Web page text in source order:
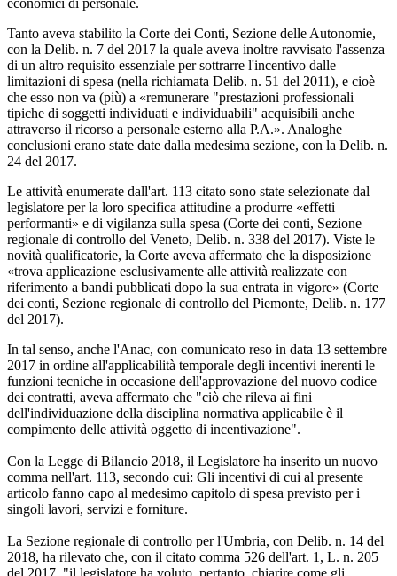
Tanto aveva stabilito la Corte dei Conti, Sezione delle Autonomie,
con la Delib. n. 7 del 2017 la quale aveva inoltre ravvisato l'assenza
di un altro requisito essenziale per sottrarre l'incentivo dalle
limitazioni di spesa (nella richiamata Delib. n. 51 del 2011), e cioè
che esso non va (più) a «remunerare "prestazioni professionali
tipiche di soggetti individuati e individuabili" acquisibili anche
attraverso il ricorso a personale esterno alla P.A.». Analoghe
conclusioni erano state date dalla medesima sezione, con la Delib. n.
24 del 2017.
Le attività enumerate dall'art. 113 citato sono state selezionate dal
legislatore per la loro specifica attitudine a produrre «effetti
performanti» e di vigilanza sulla spesa (Corte dei conti, Sezione
regionale di controllo del Veneto, Delib. n. 338 del 2017). Viste le
novità qualificatorie, la Corte aveva affermato che la disposizione
«trova applicazione esclusivamente alle attività realizzate con
riferimento a bandi pubblicati dopo la sua entrata in vigore» (Corte
dei conti, Sezione regionale di controllo del Piemonte, Delib. n. 177
del 2017).
In tal senso, anche l'Anac, con comunicato reso in data 13 settembre
2017 in ordine all'applicabilità temporale degli incentivi inerenti le
funzioni tecniche in occasione dell'approvazione del nuovo codice
dei contratti, aveva affermato che "ciò che rileva ai fini
dell'individuazione della disciplina normativa applicabile è il
compimento delle attività oggetto di incentivazione".
Con la Legge di Bilancio 2018, il Legislatore ha inserito un nuovo
comma nell'art. 113, secondo cui: Gli incentivi di cui al presente
articolo fanno capo al medesimo capitolo di spesa previsto per i
singoli lavori, servizi e forniture.
La Sezione regionale di controllo per l'Umbria, con Delib. n. 14 del
2018, ha rilevato che, con il citato comma 526 dell'art. 1, L. n. 205
del 2017, "il legislatore ha voluto, pertanto, chiarire come gli